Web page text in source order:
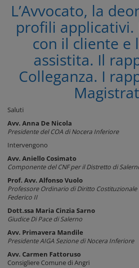
L’Avvocato, la
profili applicativi.
con il cliente e
assistita. Il
Colleganza. I
Saluti
Avv. Anna De Nicola
Presidente del COA di Nocera Inferiore
Intervengono
Avv. Aniello Cosimato
Componente del CNF per il Distretto di
Prof. Avv. Alfonso Vuolo
Professore Ordinario di Diritto Costituzionale
Federico II
Dott.ssa Maria Cinzia Sarno
Giudice Di Pace di Salerno
Avv. Primavera Mandile
Presidente AIGA Sezione di Nocera Inferiore
Avv. Carmen Fattoruso
Consigliere Comune di Angri